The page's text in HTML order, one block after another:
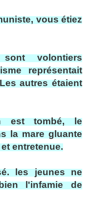
vous étiez
volontiers
représentait
autres étaient
est tombé, le
la mare gluante
entretenue.
les jeunes ne
l'infamie de